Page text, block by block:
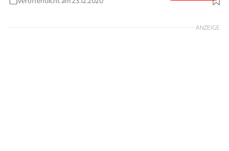
Foto: Rossen Gargolov
ANZEIGE